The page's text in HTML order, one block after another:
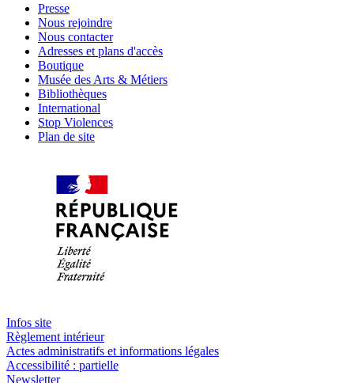
Presse
Nous rejoindre
Nous contacter
Adresses et plans d'accès
Boutique
Musée des Arts & Métiers
Bibliothèques
International
Stop Violences
Plan de site
Infos site
Règlement intérieur
Actes administratifs et informations légales
Accessibilité : partielle
Newsletter